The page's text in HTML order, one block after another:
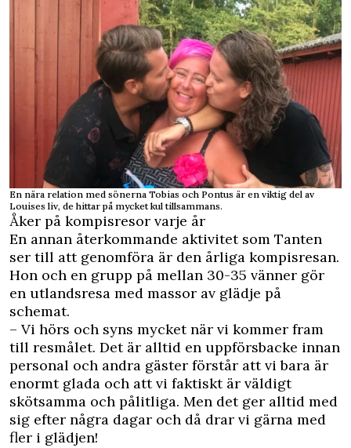
En nära relation med sönerna Tobias och Pontus är en viktig del av
Louises liv, de hittar på mycket kul tillsammans.
Åker på kompisresor varje år
En annan återkommande aktivitet som Tanten
ser till att genomföra är den årliga kompisresan.
Hon och en grupp på mellan 30-35 vänner gör
en utlandsresa med massor av glädje på
schemat.
– Vi hörs och syns mycket när vi kommer fram
till resmålet. Det är alltid en uppförsbacke innan
personal och andra gäster förstår att vi bara är
enormt glada och att vi faktiskt är väldigt
skötsamma och pålitliga. Men det ger alltid med
sig efter några dagar och då drar vi gärna med
fler i glädjen!